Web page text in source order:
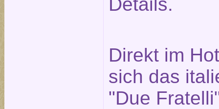
Direkt im
sich das
"Due